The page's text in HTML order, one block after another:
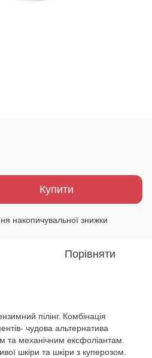
Купити
накопичувальної знижки
Порівняти
пілінг. Комбінація
чудова альтернатива
та механічним ексфоліантам.
шкіри та шкіри з куперозом.